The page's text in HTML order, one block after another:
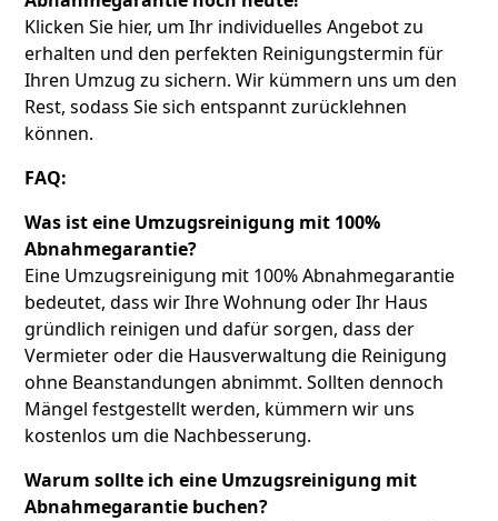
Klicken Sie hier, um Ihr individuelles Angebot zu
erhalten und den perfekten Reinigungstermin für
Ihren Umzug zu sichern. Wir kümmern uns um den
Rest, sodass Sie sich entspannt zurücklehnen
können.
FAQ:
Was ist eine Umzugsreinigung mit 100%
Abnahmegarantie?
Eine Umzugsreinigung mit 100% Abnahmegarantie
bedeutet, dass wir Ihre Wohnung oder Ihr Haus
gründlich reinigen und dafür sorgen, dass der
Vermieter oder die Hausverwaltung die Reinigung
ohne Beanstandungen abnimmt. Sollten dennoch
Mängel festgestellt werden, kümmern wir uns
kostenlos um die Nachbesserung.
Warum sollte ich eine Umzugsreinigung mit
Abnahmegarantie buchen?